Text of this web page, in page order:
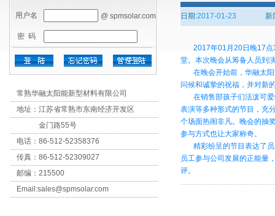
用户名 @ spmsolar.com
密 码
常熟华融太阳能新型材料有限公司
地址：江苏省常熟市东南经济开发区
金门路55号
电话：86-512-52358376
传真：86-512-52309027
邮编：215500
Email:sales@spmsolar.com
日期:2017-01-23 新
2017年01月20日晚17点
堂。本次晚会从筹备人员到
在晚会开始前，华融太阳
问候和诚挚的祝福，并对新
在销售部孩子们活泼可爱
表演等多种形式的节目，充
个场面热闹非凡。晚会的抽
参与方式也让大家称奇。
精彩纷呈的节目表达了员
员工参与公司发展的正能量
评。